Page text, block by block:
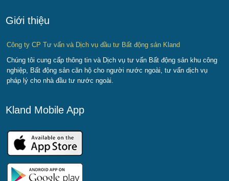
Giới thiệu
Công ty CP Tư vấn và Dịch vụ đầu tư Bất động sản Kland
Chúng tôi cung cấp thông tin và Dịch vụ tư vấn Bất động sản khu công
nghiệp, Bất động sản căn hộ cho người nước ngoài, tư vấn dịch vụ
pháp lý cho nhà đầu tư nước ngoài.
Kland Mobile App